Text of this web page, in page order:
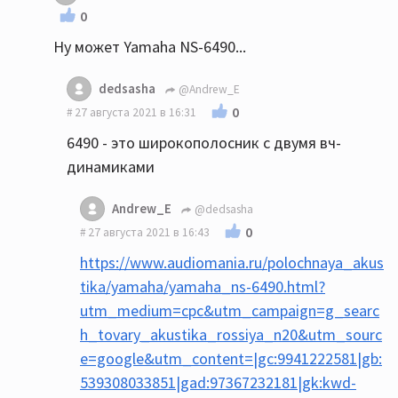
0
Ну может Yamaha NS-6490...
dedsasha
@Andrew_E
27 августа 2021 в 16:31
0
6490 - это широкополосник с двумя вч-
динамиками
Andrew_E
@dedsasha
27 августа 2021 в 16:43
0
https://www.audiomania.ru/polochnaya_akus
tika/yamaha/yamaha_ns-6490.html?
utm_medium=cpc&utm_campaign=g_searc
h_tovary_akustika_rossiya_n20&utm_sourc
e=google&utm_content=|gc:9941222581|gb:
539308033851|gad:97367232181|gk:kwd-